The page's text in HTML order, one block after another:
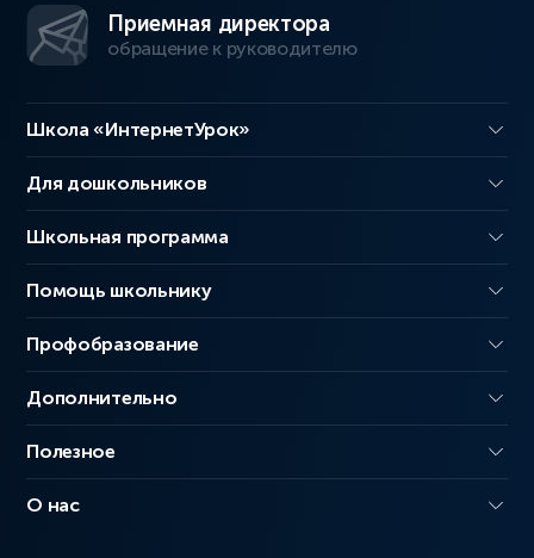
Приемная директора
обращение к руководителю
Школа «ИнтернетУрок»
Для дошкольников
Школьная программа
Помощь школьнику
Профобразование
Дополнительно
Полезное
О нас